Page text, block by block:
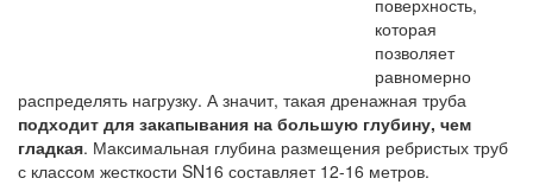
поверхность,
которая
позволяет
равномерно
распределять нагрузку. А значит, такая дренажная труба
подходит для закапывания на большую глубину, чем
гладкая. Максимальная глубина размещения ребристых труб
с классом жесткости SN16 составляет 12-16 метров.